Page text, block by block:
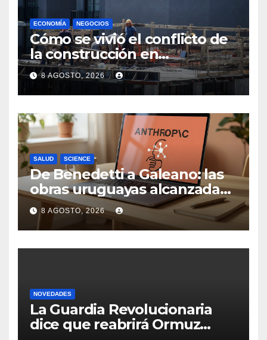
ECONOMÍA NEGOCIOS
Cómo se vivió el conflicto de
la construcción en
Maldonado, un
departamento donde el
sector tiene sus
particularidades
8 AGOSTO, 2026
SALUD SCIENCE
De Benedetti a Galeano: las
obras uruguayas alcanzadas
por la demanda colectiva de
US$ 1.500 millones contra
Anthropic
8 AGOSTO, 2026
NOVEDADES
La Guardia Revolucionaria
dice que reabrirá Ormuz